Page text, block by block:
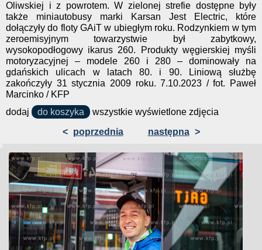
Oliwskiej i z powrotem. W zielonej strefie dostępne były
także miniautobusy marki Karsan Jest Electric, które
dołączyły do floty GAiT w ubiegłym roku. Rodzynkiem w tym
zeroemisyjnym towarzystwie był zabytkowy,
wysokopodłogowy ikarus 260. Produkty węgierskiej myśli
motoryzacyjnej – modele 260 i 280 – dominowały na
gdańskich ulicach w latach 80. i 90. Liniową służbę
zakończyły 31 stycznia 2009 roku. 7.10.2023 / fot. Paweł
Marcinko / KFP
dodaj
do koszyka
wszystkie wyświetlone zdjęcia
< poprzednia następna >